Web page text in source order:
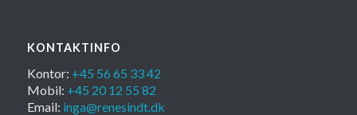
KONTAKTINFO
Kontor: +45 56 65 33 42
Mobil: +45 20 12 55 82
Email: inga@renesindt.dk